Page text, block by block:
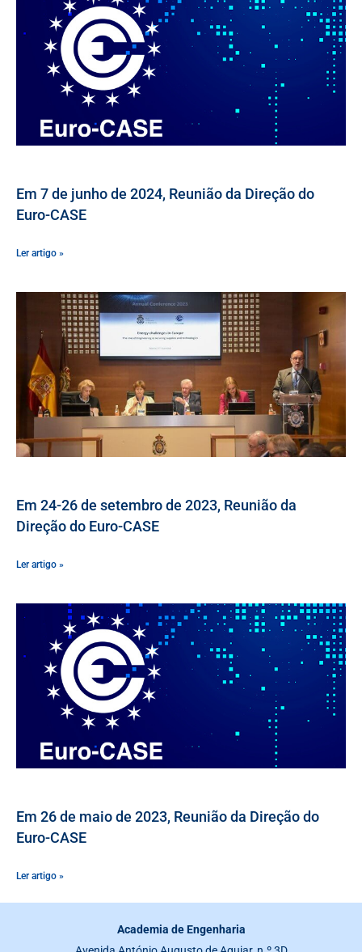
Em 7 de junho de 2024, Reunião da Direção do
Euro-CASE
Ler artigo »
Em 24-26 de setembro de 2023, Reunião da
Direção do Euro-CASE
Ler artigo »
Em 26 de maio de 2023, Reunião da Direção do
Euro-CASE
Ler artigo »
Academia de Engenharia